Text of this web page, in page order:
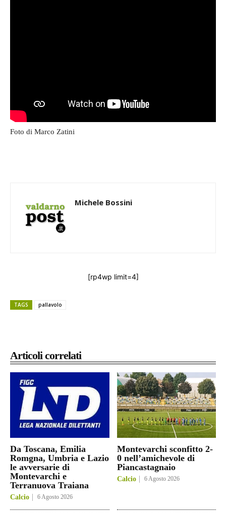
Articoli correlati
Da Toscana, Emilia
Romgna, Umbria e Lazio
le avversarie di
Montevarchi e
Terranuova Traiana
Calcio 6 Agosto 2026
Montevarchi sconfitto 2-
0 nell’amichevole di
Piancastagnaio
Calcio 6 Agosto 2026
Foto di Marco Zatini
Michele Bossini
[rp4wp limit=4]
TAGS pallavolo